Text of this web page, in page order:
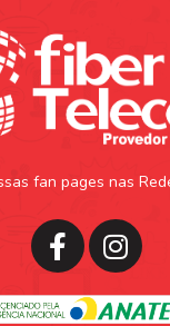
fan pages nas